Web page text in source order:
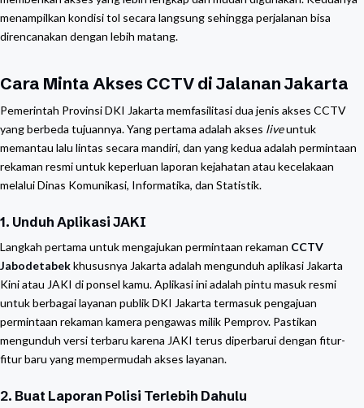
menampilkan kondisi tol secara langsung sehingga perjalanan bisa
direncanakan dengan lebih matang.
Cara Minta Akses CCTV di Jalanan Jakarta
Pemerintah Provinsi DKI Jakarta memfasilitasi dua jenis akses CCTV
yang berbeda tujuannya. Yang pertama adalah akses liveuntuk
memantau lalu lintas secara mandiri, dan yang kedua adalah permintaan
rekaman resmi untuk keperluan laporan kejahatan atau kecelakaan
melalui Dinas Komunikasi, Informatika, dan Statistik.
1. Unduh Aplikasi JAKI
Langkah pertama untuk mengajukan permintaan rekaman CCTV
Jabodetabekkhususnya Jakarta adalah mengunduh aplikasi Jakarta
Kini atau JAKI di ponsel kamu. Aplikasi ini adalah pintu masuk resmi
untuk berbagai layanan publik DKI Jakarta termasuk pengajuan
permintaan rekaman kamera pengawas milik Pemprov. Pastikan
mengunduh versi terbaru karena JAKI terus diperbarui dengan fitur-
fitur baru yang mempermudah akses layanan.
2. Buat Laporan Polisi Terlebih Dahulu